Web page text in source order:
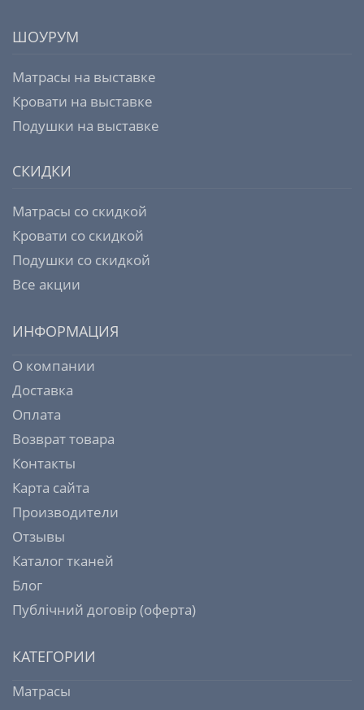
ШОУРУМ
Матрасы на выставке
Кровати на выставке
Подушки на выставке
СКИДКИ
Матрасы со скидкой
Кровати со скидкой
Подушки со скидкой
Все акции
ИНФОРМАЦИЯ
О компании
Доставка
Оплата
Возврат товара
Контакты
Карта сайта
Производители
Отзывы
Каталог тканей
Блог
Публічний договір (оферта)
КАТЕГОРИИ
Матрасы